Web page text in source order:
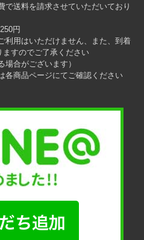
送料を請求させていただいており
円
利用はいただけません、また、到着
ますのでご了承ください
場合がございます）
各商品ページにてご確認ください